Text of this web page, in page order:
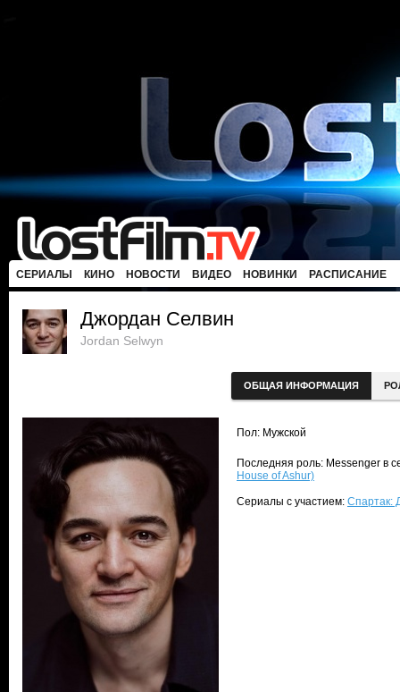
СЕРИАЛЫ КИНО НОВОСТИ ВИДЕО НОВИНКИ РАСПИСАНИЕ
Джордан Селвин
Jordan Selwyn
ОБЩАЯ ИНФОРМАЦИЯ
Пол: Мужской
Последняя роль: Messenger в
House of Ashur)
Сериалы с участием: Спартак: